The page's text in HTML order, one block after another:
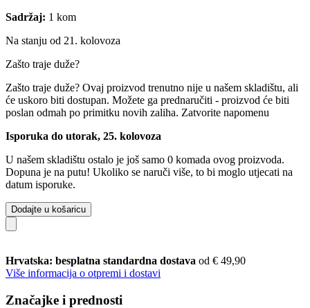
Sadržaj: 1 kom
Na stanju od 21. kolovoza
Zašto traje duže?
Zašto traje duže? Ovaj proizvod trenutno nije u našem skladištu, ali
će uskoro biti dostupan. Možete ga prednaručiti - proizvod će biti
poslan odmah po primitku novih zaliha. Zatvorite napomenu
Isporuka do utorak, 25. kolovoza
U našem skladištu ostalo je još samo 0 komada ovog proizvoda.
Dopuna je na putu! Ukoliko se naruči više, to bi moglo utjecati na
datum isporuke.
Dodajte u košaricu
Hrvatska: besplatna standardna dostava od € 49,90
Više informacija o otpremi i dostavi
Značajke i prednosti